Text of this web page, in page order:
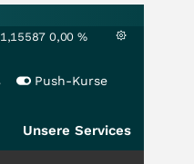
1,15587 0,00 %
Push-Kurse
Unsere Services